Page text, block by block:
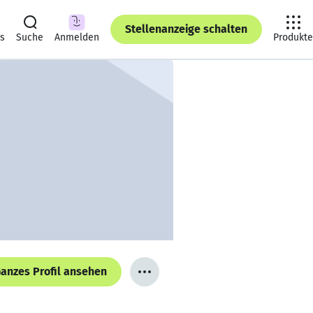
Suche Anmelden
Stellenanzeige schalten
Produkte
Profil ansehen